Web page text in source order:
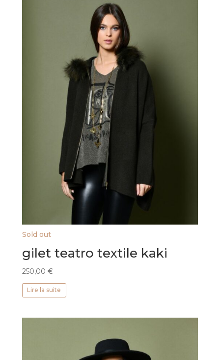
Sold out
gilet teatro textile kaki
250,00 €
Lire la suite